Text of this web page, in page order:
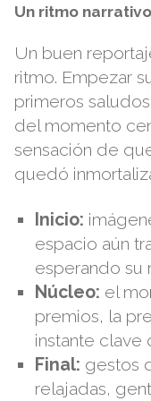
Un ritmo
Un buen
ritmo. Empezar
primeros
del momento
sensación de
quedó
Inicio:
espacio aún
esperando su
Núcleo: el
premios, la
instante clave
Final: gestos
relajadas,